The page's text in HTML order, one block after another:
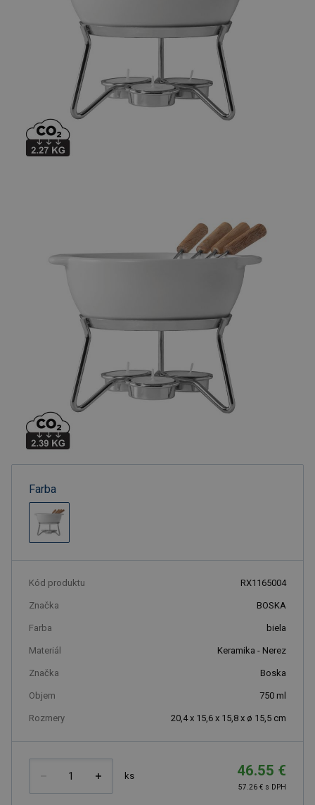
Farba
Kód produktu RX1165004
Značka BOSKA
Farba biela
Materiál Keramika - Nerez
Značka Boska
Objem 750 ml
Rozmery 20,4 x 15,6 x 15,8 x ø 15,5 cm
ks 46.55 €
57.26 € s DPH